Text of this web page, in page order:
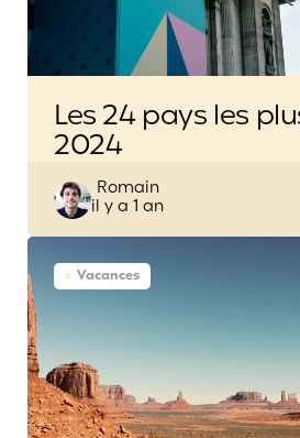
Les 24 pays les
2024
Posted
by
Romain
il y a 1 an
Vacances